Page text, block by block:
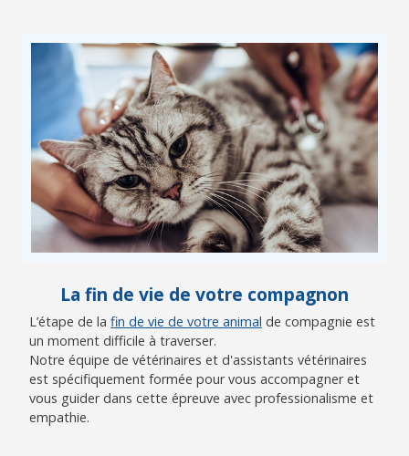
La fin de vie de votre compagnon
L’étape de la fin de vie de votre animal de compagnie est
un moment difficile à traverser.
Notre équipe de vétérinaires et d'assistants vétérinaires
est spécifiquement formée pour vous accompagner et
vous guider dans cette épreuve avec professionalisme et
empathie.